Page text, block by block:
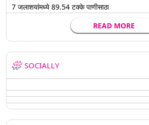
7 जलाशयांमध्ये 89.54 टक्के पाणीसाठा
READ MORE
SOCIALLY